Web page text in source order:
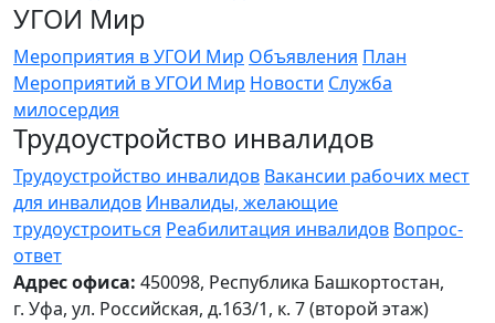
УГОИ Мир
Мероприятия в УГОИ Мир Объявления План
Мероприятий в УГОИ Мир Новости Служба
милосердия
Трудоустройство инвалидов
Трудоустройство инвалидов Вакансии рабочих мест
для инвалидов Инвалиды, желающие
трудоустроиться Реабилитация инвалидов Вопрос-
ответ
Адрес офиса: 450098, Республика Башкортостан,
г. Уфа, ул. Российская, д.163/1, к. 7 (второй этаж)